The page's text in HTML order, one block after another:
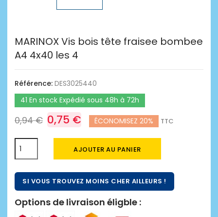
MARINOX Vis bois tête fraisee bombee
A4 4x40 les 4
Référence: DES3025440
41 En stock Expédié sous 48h à 72h
0,94 € 0,75 € ÉCONOMISEZ 20% TTC
AJOUTER AU PANIER
SI VOUS TROUVEZ MOINS CHER AILLEURS !
Options de livraison éligble :